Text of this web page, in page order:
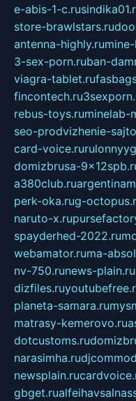
e-abis-1-c.ru
store-brawlstars.ru
antenna-highly.ru
3-sex-porn.ruban-
viagra-tablet.ru
fincontech.ru
rebus-toys.ruminelab-
seo-prodvizhenie-
card-voice.ru
domizbrusa-
a380club.ru
perk-oka.rug-
naruto-x.ru
spayderhed-2022.ru
webamator.ruma-
nv-750.runews-plain.ru
dizfiles.ru
planeta-samara.ru
matrasy-kemerovo.ru
dotcustoms.ru
narasimha.ru
newsplain.ru
gbget.ru